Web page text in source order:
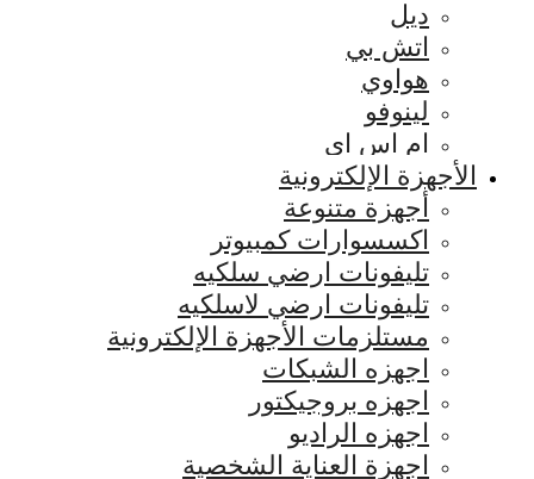
ديل
اتش بي
هواوي
لينوفو
ام اس اي
الأجهزة الإلكترونية
أجهزة متنوعة
اكسسوارات كمبيوتر
تليفونات ارضي سلكيه
تليفونات ارضي لاسلكيه
مستلزمات الأجهزة الإلكترونية
اجهزه الشبكات
اجهزه بروجيكتور
اجهزه الراديو
اجهزة العناية الشخصية